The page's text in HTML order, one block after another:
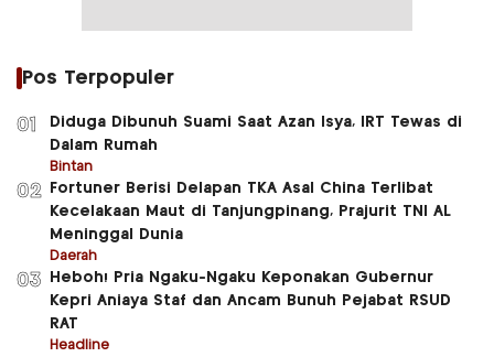
Pos Terpopuler
01
Diduga Dibunuh Suami Saat Azan Isya, IRT Tewas di
Dalam Rumah
Bintan
02
Fortuner Berisi Delapan TKA Asal China Terlibat
Kecelakaan Maut di Tanjungpinang, Prajurit TNI AL
Meninggal Dunia
Daerah
03
Heboh! Pria Ngaku-Ngaku Keponakan Gubernur
Kepri Aniaya Staf dan Ancam Bunuh Pejabat RSUD
RAT
Headline